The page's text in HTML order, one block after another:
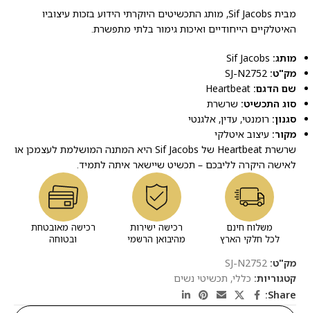
מבית Sif Jacobs, מותג התכשיטים היוקרתי הידוע בזכות עיצוביו
האיטלקיים הייחודיים ואיכות גימור בלתי מתפשרת.
מותג:
מק"ט:
שם הדגם:
סוג התכשיט: שרשרת
סגנון: רומנטי, עדין, אלגנטי
מקור: עיצוב איטלקי
שרשרת Heartbeat של Sif Jacobs היא המתנה המושלמת לעצמכן או
לאישה היקרה לליבכם – תכשיט שיישאר איתה לתמיד.
משלוח חינם
לכל חלקי הארץ
רכישה ישירות
מהיבואן הרשמי
רכישה מאובטחת
ובטוחה
מק"ט: SJ-N2752
קטגוריות: כללי, תכשיטי נשים
Share: